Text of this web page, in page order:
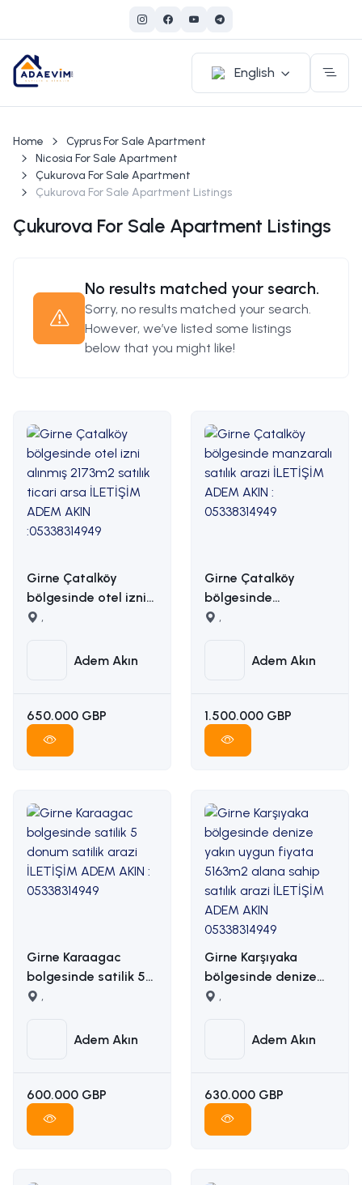
English
Home
Cyprus For Sale Apartment
Nicosia For Sale Apartment
Çukurova For Sale Apartment
Çukurova For Sale Apartment Listings
Çukurova For Sale Apartment Listings
No results matched your search.
Sorry, no results matched your search.
However, we’ve listed some listings
below that you might like!
Girne Çatalköy
bölgesinde otel izni
alınmış 2173m2 satılık
ADEM AKIN
,
Adem Akın
650.000 GBP
Girne Çatalköy
bölgesinde
manzaralı satılık
AKIN : 05338314949
,
Adem Akın
1.500.000 GBP
Girne Karaagac
bolgesinde satilik 5
donum satilik arazi
05338314949
,
Adem Akın
600.000 GBP
Girne Karşıyaka
bölgesinde denize
yakın uygun fiyata
satılık arazi İLETİŞİM
,
Adem Akın
630.000 GBP